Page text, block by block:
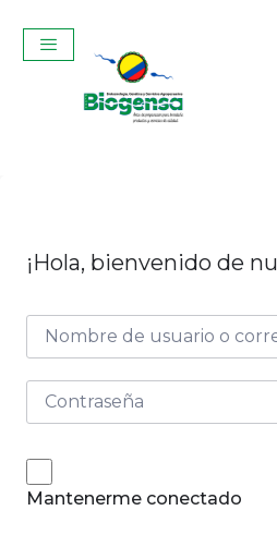
¡Hola, bienvenido de
Mantenerme conectado
Termo para
Pajuelas
$75,00